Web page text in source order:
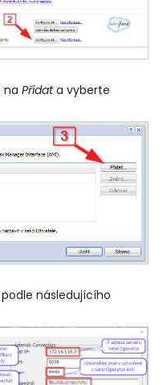
na Přidata vyberte
následujícího